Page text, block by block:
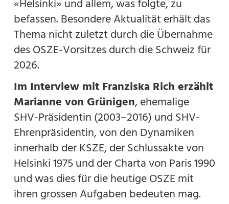
«Helsinki» und allem, was folgte, zu
befassen. Besondere Aktualität erhält das
Thema nicht zuletzt durch die Übernahme
des OSZE-Vorsitzes durch die Schweiz für
2026.
Im Interview mit Franziska Rich erzählt
Marianne von Grünigen, ehemalige
SHV-Präsidentin (2003–2016) und SHV-
Ehrenpräsidentin, von den Dynamiken
innerhalb der KSZE, der Schlussakte von
Helsinki 1975 und der Charta von Paris 1990
und was dies für die heutige OSZE mit
ihren grossen Aufgaben bedeuten mag.